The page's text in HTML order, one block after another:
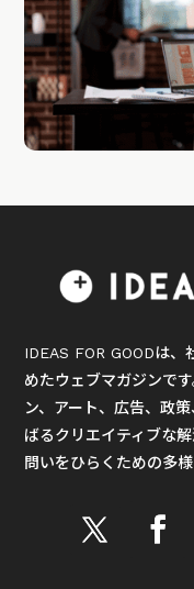
IDEAS FOR GOODは、
めたウェブマガジンで
ン、アート、広告、政
ばるクリエイティブな
問いをひらくための多